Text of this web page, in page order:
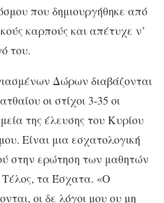
που δημιουργήθηκε από
καρπούς και απέτυχε ν’
του.
Δώρων διαβάζονται
οι στίχοι 3-35 οι
της έλευσης του Κυρίου
Είναι μια εσχατολογική
στην ερώτηση των μαθητών
τα Έσχατα. «Ο
οι δε λόγοι μου ου μη